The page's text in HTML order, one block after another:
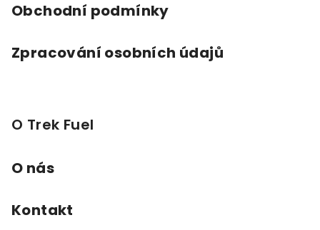
Obchodní podmínky
Zpracování osobních údajů
O Trek Fuel
O nás
Kontakt